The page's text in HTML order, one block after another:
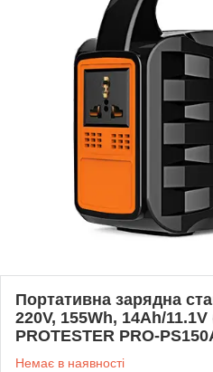
Портативна зарядна
220V, 155Wh, 14Ah/
PROTESTER PRO-
Немає в наявності